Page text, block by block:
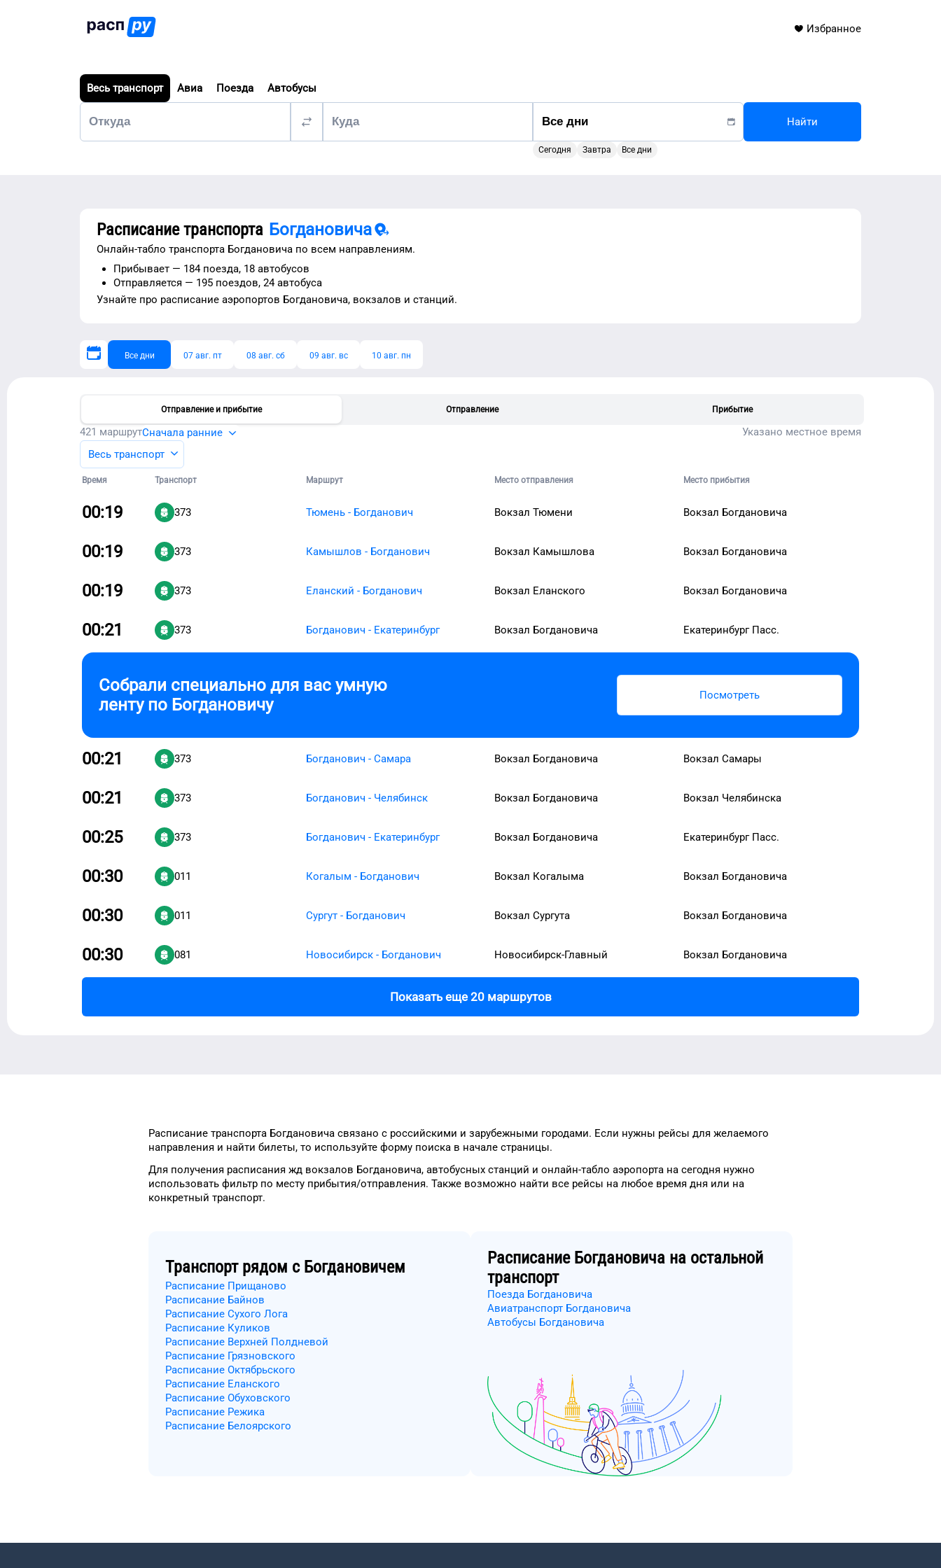
Избранное
Весь транспорт Авиа Поезда Автобусы
Сегодня Завтра Все дни
Найти
Расписание транспорта Богдановича
Онлайн-табло транспорта Богдановича по всем направлениям.
Прибывает — 184 поезда, 18 автобусов
Отправляется — 195 поездов, 24 автобуса
Узнайте про расписание аэропортов Богдановича, вокзалов и станций.
Все дни 07 авг. пт 08 авг. сб 09 авг. вс 10 авг. пн
Отправление и прибытие Отправление Прибытие
421 маршрутСначала ранние
Указано местное время
Весь транспорт
Время Транспорт Маршрут Место отправления Место прибытия
00:19 373 Тюмень - Богданович Вокзал Тюмени Вокзал Богдановича
00:19 373 Камышлов - Богданович Вокзал Камышлова Вокзал Богдановича
00:19 373 Еланский - Богданович Вокзал Еланского Вокзал Богдановича
00:21 373 Богданович - Екатеринбург Вокзал Богдановича Екатеринбург Пасс.
Собрали специально для вас умную
ленту по Богдановичу Посмотреть
00:21 373 Богданович - Самара Вокзал Богдановича Вокзал Самары
00:21 373 Богданович - Челябинск Вокзал Богдановича Вокзал Челябинска
00:25 373 Богданович - Екатеринбург Вокзал Богдановича Екатеринбург Пасс.
00:30 011 Когалым - Богданович Вокзал Когалыма Вокзал Богдановича
00:30 011 Сургут - Богданович Вокзал Сургута Вокзал Богдановича
00:30 081 Новосибирск - Богданович Новосибирск-Главный Вокзал Богдановича
Показать еще 20 маршрутов
Расписание транспорта Богдановича связано с российскими и зарубежными городами. Если нужны рейсы для желаемого
направления и найти билеты, то используйте форму поиска в начале страницы.
Для получения расписания жд вокзалов Богдановича, автобусных станций и онлайн-табло аэропорта на сегодня нужно
использовать фильтр по месту прибытия/отправления. Также возможно найти все рейсы на любое время дня или на
конкретный транспорт.
Транспорт рядом с Богдановичем
Расписание Прищаново
Расписание Байнов
Расписание Сухого Лога
Расписание Куликов
Расписание Верхней Полдневой
Расписание Грязновского
Расписание Октябрьского
Расписание Еланского
Расписание Обуховского
Расписание Режика
Расписание Белоярского
Расписание Богдановича на остальной
транспорт
Поезда Богдановича
Авиатранспорт Богдановича
Автобусы Богдановича